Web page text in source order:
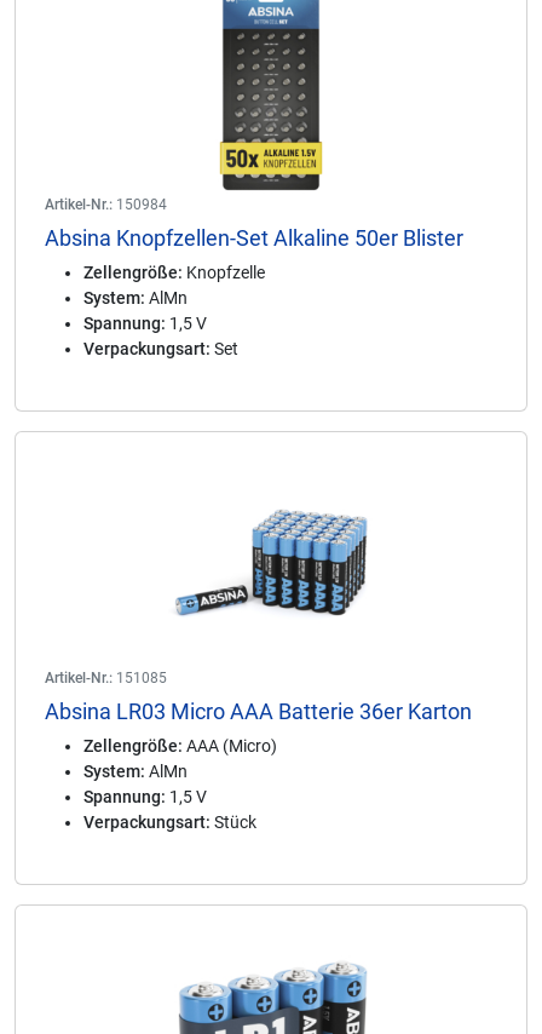
Artikel-Nr.: 150984
Absina Knopfzellen-Set Alkaline 50er Blister
Zellengröße: Knopfzelle
System: AlMn
Spannung: 1,5 V
Verpackungsart: Set
Artikel-Nr.: 151085
Absina LR03 Micro AAA Batterie 36er Karton
Zellengröße: AAA (Micro)
System: AlMn
Spannung: 1,5 V
Verpackungsart: Stück